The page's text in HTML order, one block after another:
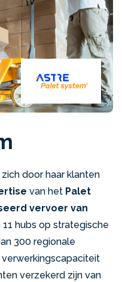
door haar klanten
van het Palet
vervoer van
hubs op strategische
300 regionale
verzekerd zijn van